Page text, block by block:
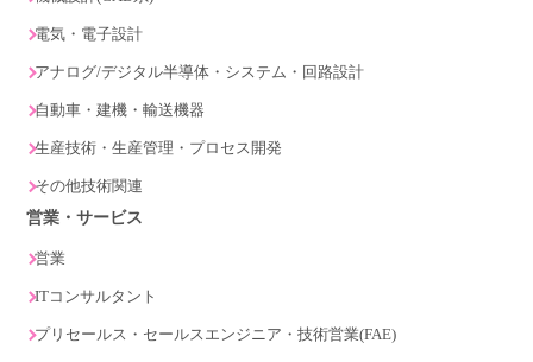
電気・電子設計
アナログ/デジタル半導体・システム・回路設計
自動車・建機・輸送機器
生産技術・生産管理・プロセス開発
その他技術関連
営業・サービス
営業
ITコンサルタント
プリセールス・セールスエンジニア・技術営業(FAE)